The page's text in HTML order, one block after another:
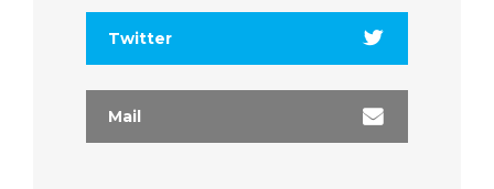
Twitter
Mail